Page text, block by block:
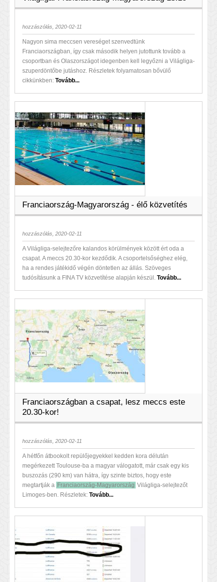
hozzászólás, 2020-02-11
Nagyon sima meccsen vereséget szenvedtünk
Franciaországban, így csak második helyen jutottunk tovább a
csoportban és Olaszországot idegenben kell legyőzni a Világliga-
szuperdöntőbe jutáshoz. Részletek folyamatosan bővülő
cikkünkben: Tovább...
Franciaország-Magyarország - élő közvetítés
hozzászólás, 2020-02-11
A Világliga-selejtezőre kalandos körülmények között ért oda a
csapat. A meccs 20.30-kor kezdődik. A csoportelsőséghez elég,
ha a rendes játékidő végén döntetlen az állás. Szöveges
tudósításunk a FINA TV közvetítése alapján készül. Tovább...
Franciaországban a csapat, lesz meccs este
20.30-kor!
hozzászólás, 2020-02-11
A hétfőn átbookolt repülőjegyekkel kedden kora délután
megérkezett Toulouse-ba a magyar válogatott, már csak egy kis
buszozás (290 km) van hátra, így szinte biztos, hogy este
megtartják a Franciaország-Magyarország Világliga-selejtezőt
Limoges-ben. Részletek: Tovább...